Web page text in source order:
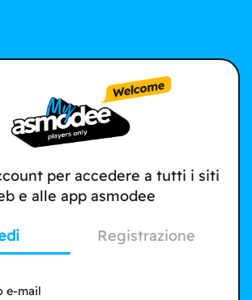
per accedere a tutti i siti
e alle app asmodee
Registrazione
e-mail